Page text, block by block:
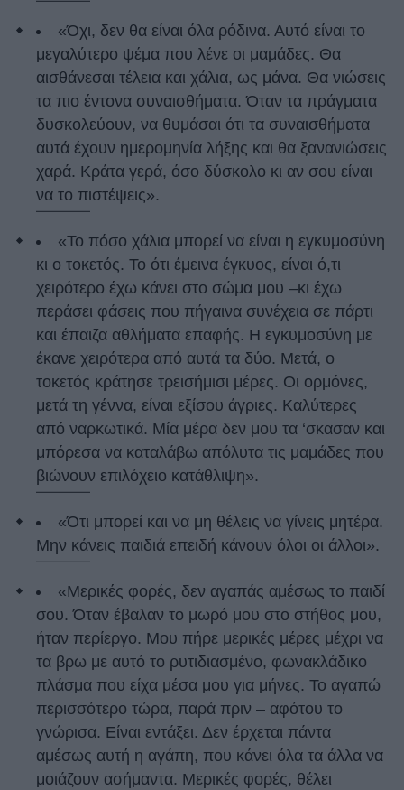
«Όχι, δεν θα είναι όλα ρόδινα. Αυτό είναι το
μεγαλύτερο ψέμα που λένε οι μαμάδες. Θα
αισθάνεσαι τέλεια και χάλια, ως μάνα. Θα νιώσεις
τα πιο έντονα συναισθήματα. Όταν τα πράγματα
δυσκολεύουν, να θυμάσαι ότι τα συναισθήματα
αυτά έχουν ημερομηνία λήξης και θα ξανανιώσεις
χαρά. Κράτα γερά, όσο δύσκολο κι αν σου είναι
να το πιστέψεις».
«Το πόσο χάλια μπορεί να είναι η εγκυμοσύνη
κι ο τοκετός. Το ότι έμεινα έγκυος, είναι ό,τι
χειρότερο έχω κάνει στο σώμα μου –κι έχω
περάσει φάσεις που πήγαινα συνέχεια σε πάρτι
και έπαιζα αθλήματα επαφής. Η εγκυμοσύνη με
έκανε χειρότερα από αυτά τα δύο. Μετά, ο
τοκετός κράτησε τρεισήμισι μέρες. Οι ορμόνες,
μετά τη γέννα, είναι εξίσου άγριες. Καλύτερες
από ναρκωτικά. Μία μέρα δεν μου τα ‘σκασαν και
μπόρεσα να καταλάβω απόλυτα τις μαμάδες που
βιώνουν επιλόχειο κατάθλιψη».
«Ότι μπορεί και να μη θέλεις να γίνεις μητέρα.
Μην κάνεις παιδιά επειδή κάνουν όλοι οι άλλοι».
«Μερικές φορές, δεν αγαπάς αμέσως το παιδί
σου. Όταν έβαλαν το μωρό μου στο στήθος μου,
ήταν περίεργο. Μου πήρε μερικές μέρες μέχρι να
τα βρω με αυτό το ρυτιδιασμένο, φωνακλάδικο
πλάσμα που είχα μέσα μου για μήνες. Το αγαπώ
περισσότερο τώρα, παρά πριν – αφότου το
γνώρισα. Είναι εντάξει. Δεν έρχεται πάντα
αμέσως αυτή η αγάπη, που κάνει όλα τα άλλα να
μοιάζουν ασήμαντα. Μερικές φορές, θέλει